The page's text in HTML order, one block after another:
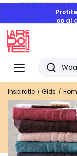
op al
Menu
Redoute
Zoeken
Laatst
Inspiratie Gids